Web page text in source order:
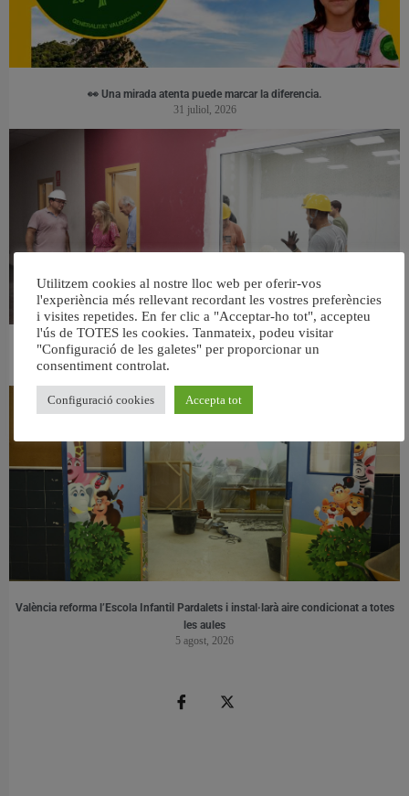
👀 Una mirada atenta puede marcar la diferencia.
31 juliol, 2026
València ultima el nou centre per a persones majors del barri de Sant Antoni
València reforma l’Escola Infantil Pardalets i instal·larà aire condicionat a totes
les aules
5 agost, 2026
Utilitzem cookies al nostre lloc web per oferir-vos
l'experiència més rellevant recordant les vostres preferències
i visites repetides. En fer clic a "Acceptar-ho tot", accepteu
l'ús de TOTES les cookies. Tanmateix, podeu visitar
"Configuració de les galetes" per proporcionar un
consentiment controlat.
Configuració cookies Accepta tot